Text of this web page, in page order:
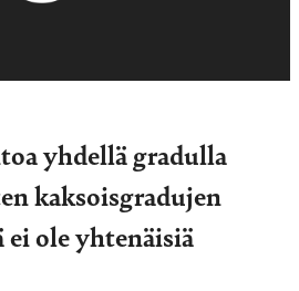
yhdellä gradulla
kaksoisgradujen
ole yhtenäisiä